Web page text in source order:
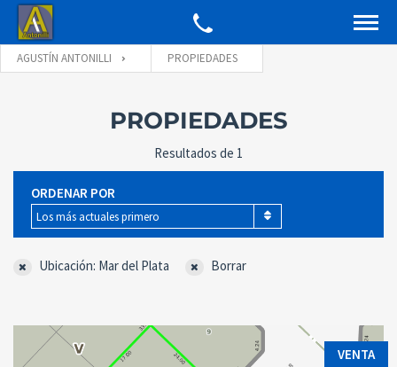
AGUSTÍN ANTONILLI PROPIEDADES
PROPIEDADES
Resultados de 1
ORDENAR POR
Los más actuales primero
Ubicación: Mar del Plata Borrar
VENTA